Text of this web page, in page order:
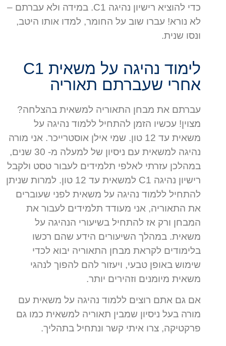
כדי להוציא רישיון נהיגה C1. במידה ולא עברתם –
לא נורא! עברו שוב על החומר, למדו אותו היטב,
ונסו שנית.
לימוד נהיגה על משאית C1
אחרי שעברתם תאוריה
עברתם את מבחן התאוריה למשאית בהצלחה?
מצוין! עכשיו הזמן להתחיל ללמוד נהיגה על
משאית עד 12 טון. שמי אילן אוסטרייכר. אני מורה
נהיגה למשאית עם ניסיון של למעלה מ- 30 שנים,
במהלכן עזרתי לאלפי תלמידים לעבור טסט ולקבל
רישיון נהיגה C1 למשאית עד 12 טון. למרות שניתן
להתחיל ללמוד נהיגה על משאית לפני שעוברים
את התאוריה, אני מעודד תלמידים לעבור את
המבחן ורק אז להתחיל בשיעורי הנהיגה על
משאית. במהלך השיעורים הידע שהם רכשו
בלימודים לקראת מבחן התאוריה יבוא לכדי
שימוש באופן טבעי, ויעזור להם להפוך לנהגי
משאית מיומנים וזהירים יותר.
אם גם אתם רוצים ללמוד נהיגה על משאית עם
מורה בעל ניסיון שמבין תאוריה למשאית כמו גם
פרקטיקה, צרו איתי קשר ונתחיל בתהליך.